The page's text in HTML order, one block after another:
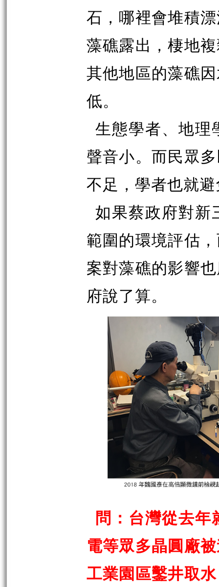
石，哪裡會堆積
藻礁露出，棲地
其他地區的藻礁
低。
生態學者、地理
聲音小。而民眾
不足，學者也就
如果蔡政府對新
範圍的環境評估
案對藻礁的影響
府說了算。
問：台灣從去年
電等眾多晶圓廠
工業園區鑿井取